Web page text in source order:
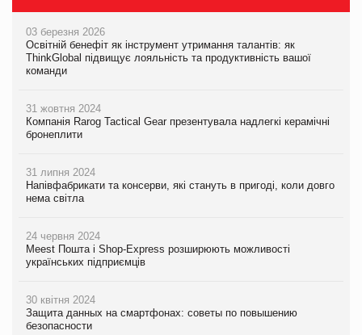
03 березня 2026
Освітній бенефіт як інструмент утримання талантів: як
ThinkGlobal підвищує лояльність та продуктивність вашої
команди
31 жовтня 2024
Компанія Rarog Tactical Gear презентувала надлегкі керамічні
бронеплити
31 липня 2024
Напівфабрикати та консерви, які стануть в пригоді, коли довго
нема світла
24 червня 2024
Meest Пошта і Shop-Express розширюють можливості
українських підприємців
30 квітня 2024
Защита данных на смартфонах: советы по повышению
безопасности